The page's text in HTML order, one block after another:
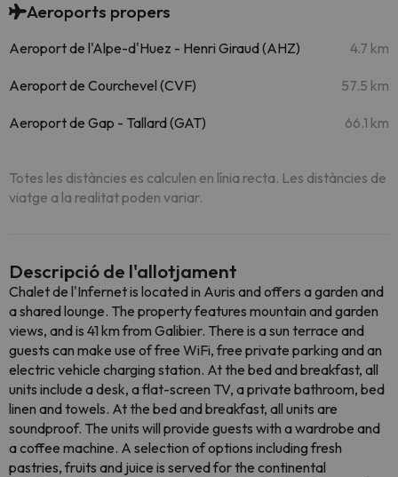
Aeroports propers
Aeroport de l'Alpe-d'Huez - Henri Giraud (AHZ) 4.7 km
Aeroport de Courchevel (CVF) 57.5 km
Aeroport de Gap - Tallard (GAT) 66.1 km
Totes les distàncies es calculen en línia recta. Les distàncies de
viatge a la realitat poden variar.
Descripció de l'allotjament
Chalet de l'Infernet is located in Auris and offers a garden and
a shared lounge. The property features mountain and garden
views, and is 41 km from Galibier. There is a sun terrace and
guests can make use of free WiFi, free private parking and an
electric vehicle charging station. At the bed and breakfast, all
units include a desk, a flat-screen TV, a private bathroom, bed
linen and towels. At the bed and breakfast, all units are
soundproof. The units will provide guests with a wardrobe and
a coffee machine. A selection of options including fresh
pastries, fruits and juice is served for the continental